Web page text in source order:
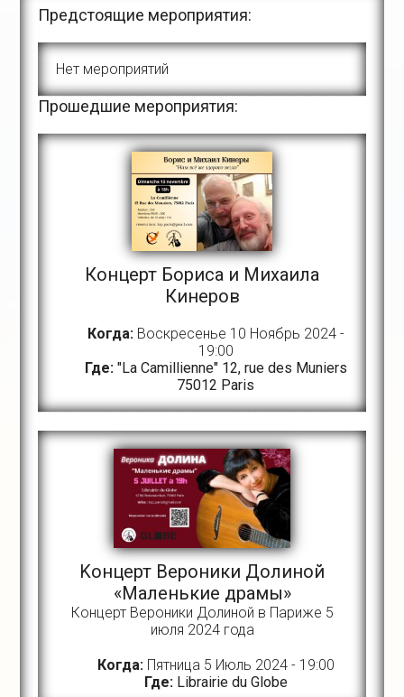
Предстоящие мероприятия:
Нет мероприятий
Прошедшие мероприятия:
Концерт Бориса и Михаила
Кинеров
Когда:Воскресенье 10 Ноябрь 2024 -
19:00
Где: "La Camillienne" 12, rue des Muniers
75012 Paris
Kонцерт Вероники Долиной
«Маленькие драмы»
Концерт Вероники Долиной в Париже 5
июля 2024 года
Когда:Пятница 5 Июль 2024 - 19:00
Где: Librairie du Globe